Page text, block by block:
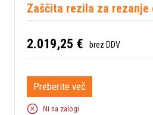
Zaščita rezila za rezanje
2.019,25 € brez DDV
Preberite več
Ni na zalogi